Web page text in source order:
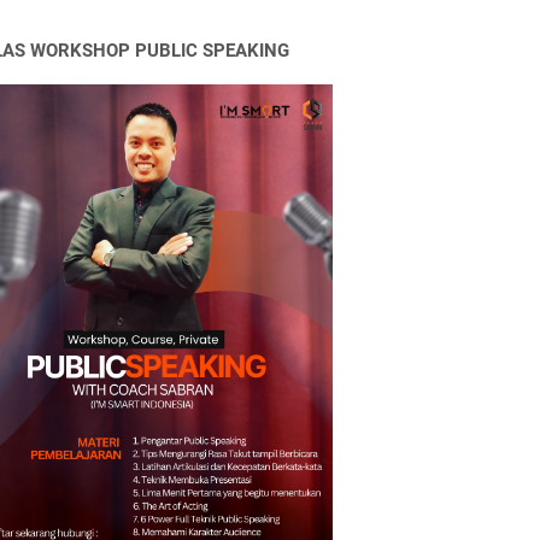
WORKSHOP PUBLIC SPEAKING